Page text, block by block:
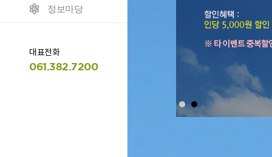
정보마당
대표전화
061.382.7200